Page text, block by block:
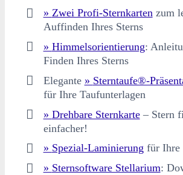
Zwei Profi-Sternkartenzum
Auffinden Ihres Sterns
Himmelsorientierung:
Finden Ihres Sterns
Elegante
Sterntaufe®-
für Ihre Taufunterlagen
Drehbare Sternkarte– Stern
einfacher!
Spezial-Laminierung für Ihre
Sternsoftware Stellarium: